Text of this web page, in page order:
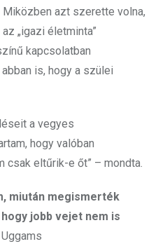
azt szerette volna,
„igazi életminta”
kapcsolatban
is, hogy a szülei
a vegyes
hogy valóban
csak eltűrik-e őt” – mondta.
miután megismerték
jobb vejet nem is